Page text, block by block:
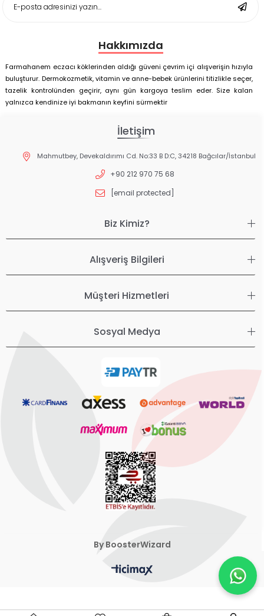
Hakkımızda
Farmahanem eczacı köklerinden aldığı güveni çevrim içi alışverişin hızıyla
buluşturur. Dermokozmetik, vitamin ve anne-bebek ürünlerini titizlikle seçer,
tazelik kontrolünden geçirir, aynı gün kargoya teslim eder. Size kalan
yalnızca kendinize iyi bakmanın keyfini sürmektir
İletişim
Mahmutbey, Devekaldırımı Cd. No:33 B D:C, 34218 Bağcılar/İstanbul
+90 212 970 75 68
[email protected]
Biz Kimiz?
Alışveriş Bilgileri
Müşteri Hizmetleri
Sosyal Medya
By BoosterWizard